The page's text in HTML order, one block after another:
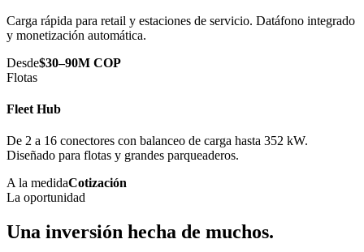
Carga rápida para retail y estaciones de servicio. Datáfono integrado
y monetización automática.
Desde$30–90M COP
Flotas
Fleet Hub
De 2 a 16 conectores con balanceo de carga hasta 352 kW.
Diseñado para flotas y grandes parqueaderos.
A la medidaCotización
La oportunidad
Una inversión hecha de muchos.